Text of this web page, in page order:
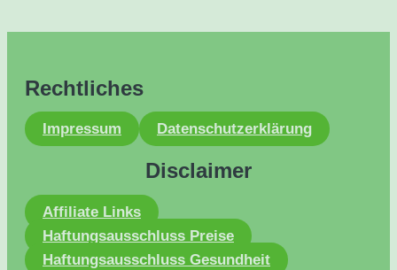
Rechtliches
Impressum Datenschutzerklärung
Disclaimer
Affiliate Links
Haftungsausschluss Preise
Haftungsausschluss Gesundheit